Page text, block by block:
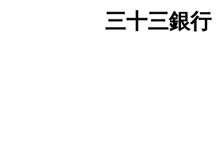
三十三銀